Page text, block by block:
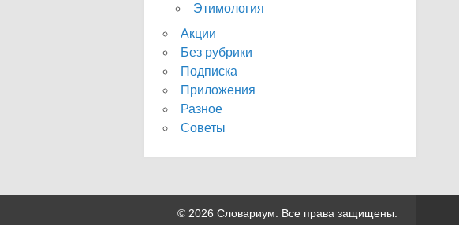
Этимология
Акции
Без рубрики
Подписка
Приложения
Разное
Советы
© 2026 Словариум. Все права защищены.